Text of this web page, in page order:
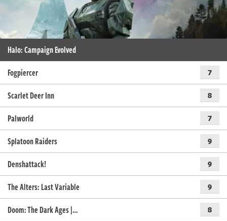
Halo: Campaign Evolved
Fogpiercer
7
Scarlet Deer Inn 8
Palworld 7
Splatoon Raiders 9
Denshattack! 9
The Alters: Last Variable 9
Doom: The Dark Ages |… 8